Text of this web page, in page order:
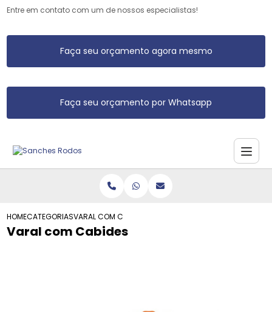
Entre em contato com um de nossos especialistas!
Faça seu orçamento agora mesmo
Faça seu orçamento por Whatsapp
HOMECATEGORIASVARAL COM CABIDES
Varal com Cabides